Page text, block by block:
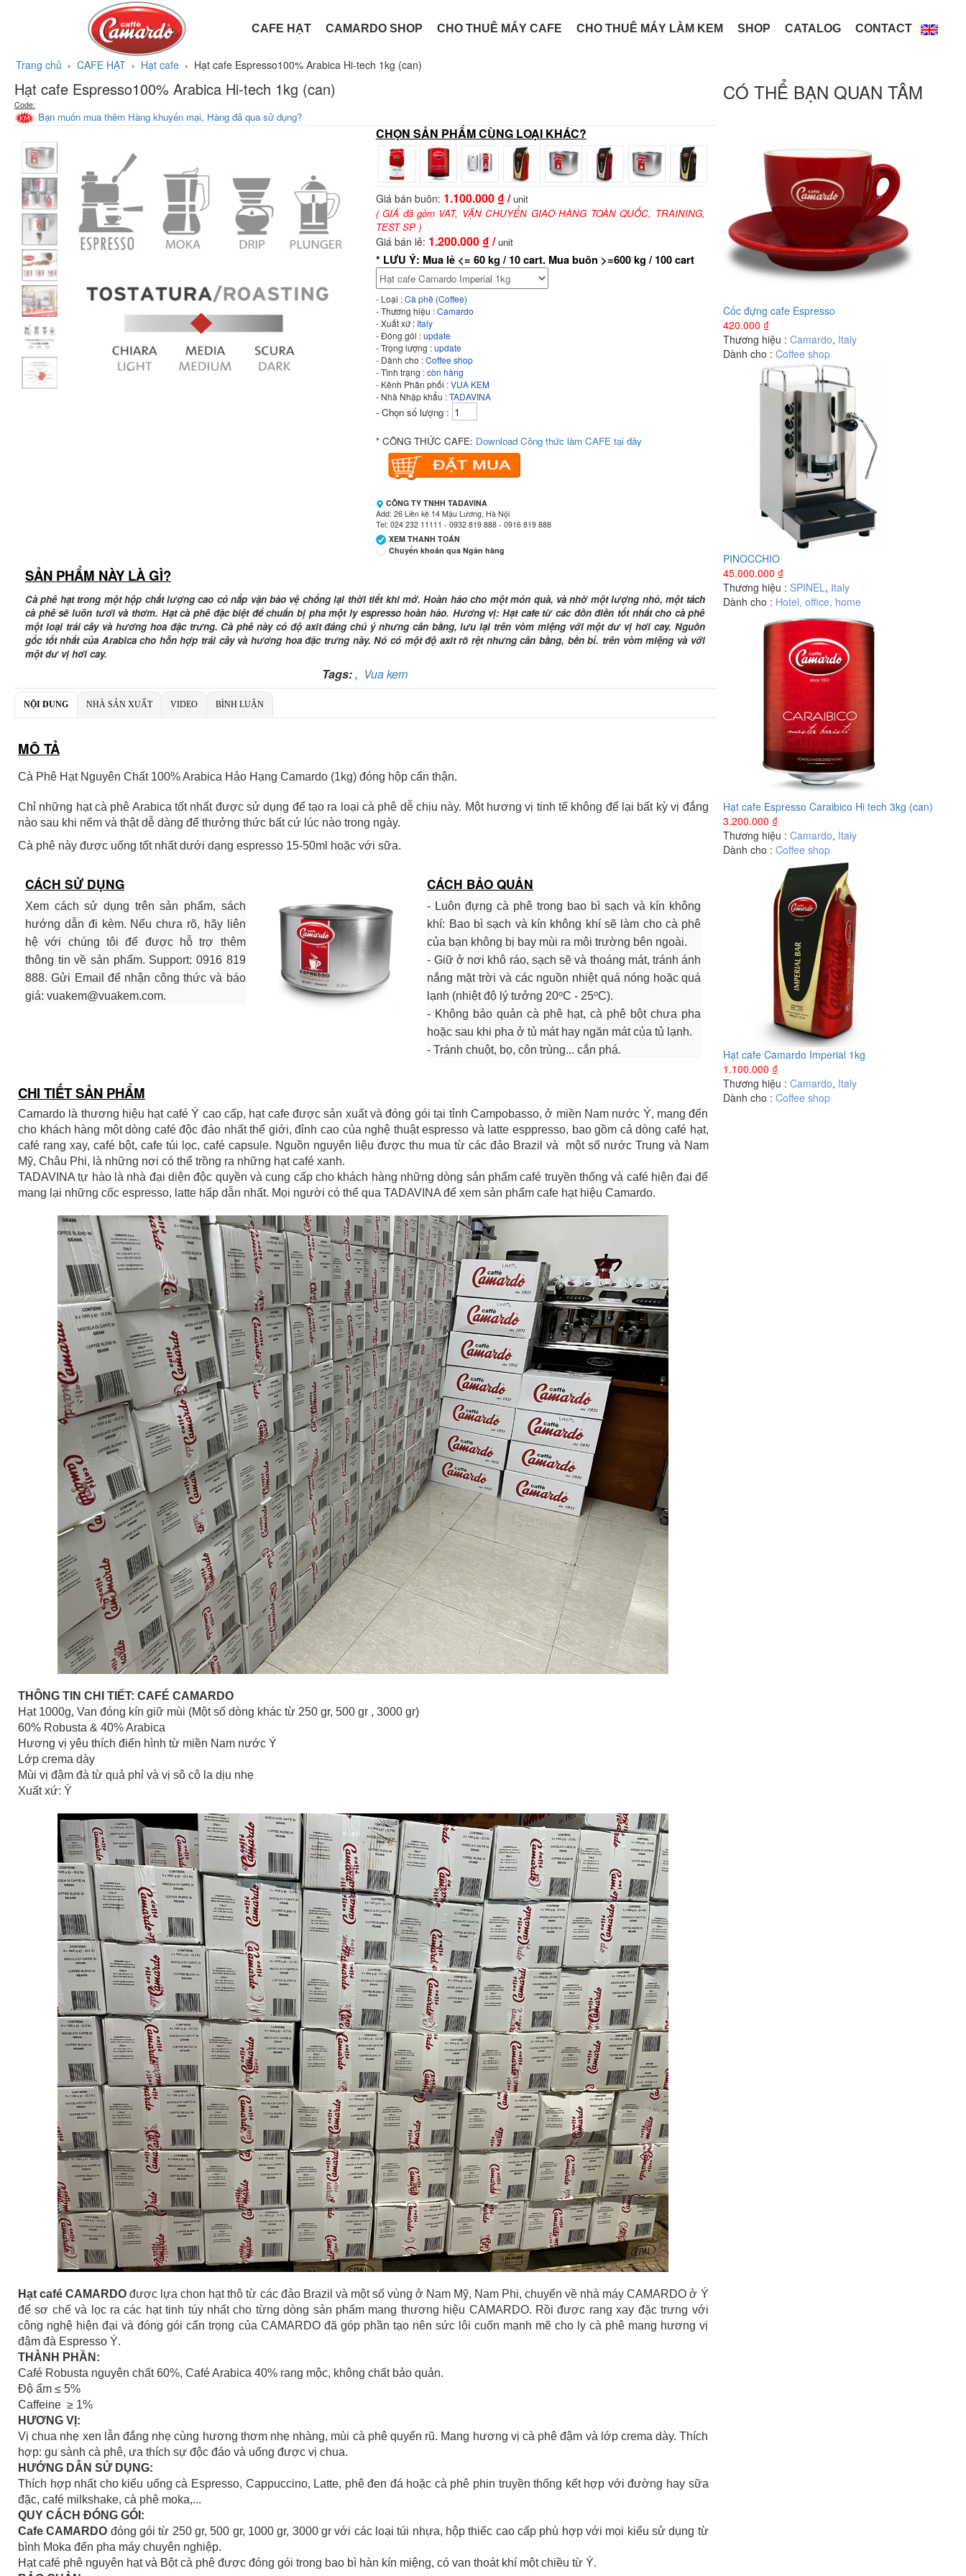
CAFE HẠT CAMARDO SHOP CHO THUÊ MÁY CAFE CHO THUÊ MÁY LÀM KEM SHOP CATALOG CONTACT
Trang chủ › CAFE HẠT › Hạt cafe › Hạt cafe Espresso100% Arabica Hi-tech 1kg (can)
Hạt cafe Espresso100% Arabica Hi-tech 1kg (can)
Code:
Bạn muốn mua thêm Hàng khuyến mại, Hàng đã qua sử dụng?
CHỌN SẢN PHẨM CÙNG LOẠI KHÁC?
Giá bán buôn: 1.100.000₫ / unit
( GIÁ đã gồm VAT, VẬN CHUYỂN GIAO HÀNG TOÀN QUỐC, TRAINING,
TEST SP )
Giá bán lẻ: 1.200.000₫ /unit
* LƯU Ý: Mua lẻ <= 60 kg / 10 cart. Mua buôn >=600 kg / 100 cart
- Loại :Cà phê (Coffee)
- Thương hiệu :Camardo
- Xuất xứ : Italy
- Đóng gói :update
- Trọng lượng :update
- Dành cho :Coffee shop
- Tình trạng :còn hàng
- Kênh Phân phối :VUA KEM
- Nhà Nhập khẩu :TADAVINA
- Chọn số lượng :
* CÔNG THỨC CAFE: Download Công thức làm CAFE tại đây
CÔNG TY TNHH TADAVINA
Add: 26 Liền kề 14 Mậu Lương, Hà Nội
Tel: 024 232 11111 - 0932 819 888 - 0916 819 888
XEM THANH TOÁN
Chuyển khoản qua Ngân hàng
Chi nhánh:
Vietcombank Hà Nội
Chủ TK:
CÔNG TY TNHH TADAVINA
Số TK:
069 1000 886 001
Ngân hàng TMCP Việt Nam Thịnh Vượng
SẢN PHẨM NÀY LÀ GÌ?
Cà phê hạt trong một hộp chất lượng cao có nắp vặn bảo vệ chống lại thời tiết khi mở. Hoàn hảo cho một món quà, và nhờ một lượng nhỏ, một tách
cà phê sẽ luôn tươi và thơm. Hạt cà phê đặc biệt để chuẩn bị pha một ly espresso hoàn hảo. Hương vị: Hạt cafe từ các đồn điền tốt nhất cho cà phê
một loại trái cây và hương hoa đặc trưng. Cà phê này có độ axit đáng chú ý nhưng cân bằng, lưu lại trên vòm miệng với một dư vị hơi cay. Nguồn
gốc tốt nhất của Arabica cho hỗn hợp trái cây và hương hoa đặc trưng này. Nó có một độ axit rõ rệt nhưng cân bằng, bền bỉ. trên vòm miệng và với
một dư vị hơi cay.
Tags:, Vua kem
NỘI DUNG NHÀ SẢN XUẤT VIDEO BÌNH LUẬN
MÔ TẢ
Cà Phê Hạt Nguyên Chất 100% Arabica Hảo Hạng Camardo (1kg) đóng hộp cẩn thận.
Chỉ những hạt cà phê Arabica tốt nhất được sử dụng để tạo ra loại cà phê dễ chịu này. Một hương vị tinh tế không để lại bất kỳ vị đắng
nào sau khi nếm và thật dễ dàng để thưởng thức bất cứ lúc nào trong ngày.
Cà phê này được uống tốt nhất dưới dạng espresso 15-50ml hoặc với sữa.
CÁCH SỬ DỤNG
Xem cách sử dụng trên sản phẩm, sách
hướng dẫn đi kèm. Nếu chưa rõ, hãy liên
hệ với chúng tôi để được hỗ trợ thêm
thông tin về sản phẩm. Support: 0916 819
888. Gửi Email để nhận công thức và báo
giá: vuakem@vuakem.com.
CÁCH BẢO QUẢN
- Luôn đựng cà phê trong bao bì sạch và kín không
khí: Bao bì sạch và kín không khí sẽ làm cho cà phê
của bạn không bị bay mùi ra môi trường bên ngoài.
- Giữ ở nơi khô ráo, sạch sẽ và thoáng mát, tránh ánh
nắng mặt trời và các nguồn nhiệt quá nóng hoặc quá
lạnh (nhiệt độ lý tưởng 20oC- 25oC).
- Không bảo quản cà phê hạt, cà phê bột chưa pha
hoặc sau khi pha ở tủ mát hay ngăn mát của tủ lạnh.
- Tránh chuột, bọ, côn trùng... cắn phá.
CHI TIẾT SẢN PHẨM
Camardo là thương hiệu hạt café Ý cao cấp, hạt cafe được sản xuất và đóng gói tại tỉnh Campobasso, ở miền Nam nước Ý, mang đến
cho khách hàng một dòng café độc đáo nhất thế giới, đỉnh cao của nghệ thuật espresso và latte esppresso, bao gồm cả dòng café hạt,
café rang xay, café bột, cafe túi lọc, café capsule. Nguồn nguyên liệu được thu mua từ các đảo Brazil và một số nước Trung và Nam
Mỹ, Châu Phi, là những nơi có thể trồng ra những hạt café xanh.
TADAVINA tự hào là nhà đại diện độc quyền và cung cấp cho khách hàng những dòng sản phẩm café truyền thống và café hiện đại để
mang lại những cốc espresso, latte hấp dẫn nhất. Mọi người có thể qua TADAVINA để xem sản phẩm cafe hạt hiệu Camardo.
THÔNG TIN CHI TIẾT: CAFÉ CAMARDO
Hạt 1000g, Van đóng kín giữ mùi (Một số dòng khác từ 250 gr, 500 gr , 3000 gr)
60% Robusta & 40% Arabica
Hương vị yêu thích điển hình từ miền Nam nước Ý
Lớp crema dày
Mùi vị đậm đà từ quả phỉ và vị sô cô la dịu nhẹ
Xuất xứ: Ý
Hạt café CAMARDO được lựa chon hạt thô từ các đảo Brazil và một số vùng ở Nam Mỹ, Nam Phi, chuyển về nhà máy CAMARDO ở Ý
để sơ chế và lọc ra các hạt tinh túy nhất cho từng dòng sản phẩm mang thương hiệu CAMARDO. Rồi được rang xay đặc trưng với
công nghệ hiện đại và đóng gói cẩn trọng của CAMARDO đã góp phần tạo nên sức lôi cuốn mạnh mẽ cho ly cà phê mang hương vị
đậm đà Espresso Ý.
THÀNH PHẦN:
Café Robusta nguyên chất 60%, Café Arabica 40% rang mộc, không chất bảo quản.
Độ ẩm ≤ 5%
Caffeine ≥ 1%
HƯƠNG VỊ:
Vị chua nhẹ xen lẫn đắng nhẹ cùng hương thơm nhẹ nhàng, mùi cà phê quyến rũ. Mang hương vị cà phê đậm và lớp crema dày. Thích
hợp: gu sành cà phê, ưa thích sự độc đáo và uống được vị chua.
HƯỚNG DẪN SỬ DỤNG:
Thích hợp nhất cho kiểu uống cà Espresso, Cappuccino, Latte, phê đen đá hoặc cà phê phin truyền thống kết hợp với đường hay sữa
đặc, café milkshake, cà phê moka,...
QUY CÁCH ĐÓNG GÓI:
Cafe CAMARDO đóng gói từ 250 gr, 500 gr, 1000 gr, 3000 gr với các loại túi nhựa, hộp thiếc cao cấp phù hợp với mọi kiểu sử dụng từ
bình Moka đến pha máy chuyên nghiệp.
Hạt café phê nguyên hạt và Bột cà phê được đóng gói trong bao bì hàn kín miệng, có van thoát khí một chiều từ Ý.
CÓ THỂ BẠN QUAN TÂM
Cốc đựng cafe Espresso
420.000 ₫
Thương hiệu : Camardo, Italy
Dành cho : Coffee shop
PINOCCHIO
45.000.000 ₫
Thương hiệu : SPINEL, Italy
Dành cho : Hotel, office, home
Hạt cafe Espresso Caraibico Hi tech 3kg (can)
3.200.000 ₫
Thương hiệu : Camardo, Italy
Dành cho : Coffee shop
Hạt cafe Camardo Imperial 1kg
1.100.000 ₫
Thương hiệu : Camardo, Italy
Dành cho : Coffee shop